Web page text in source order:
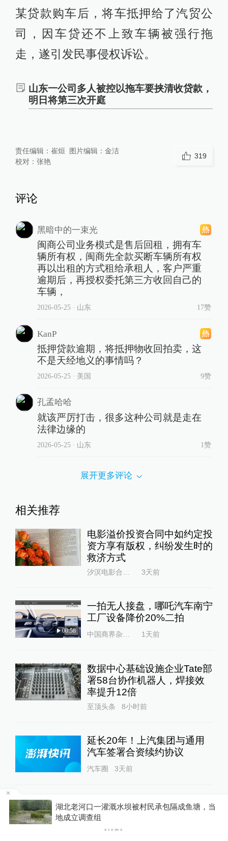
某贷款购车后，将车抵押给了汽贸公
司，因车贷还不上致车辆被强行拖
走，遂引发民事侵权诉讼。
山东一公司多人被控以拖车要挟清收贷款，
明日将第三次开庭
责任编辑： 崔烜 图片编辑： 金洁
校对： 张艳
319
评论
黑暗中的一束光
闽商公司业务模式是售后回租，拥有车
辆所有权，闽商先全款买断车辆所有权
再以出租的方式租给承租人，客户严重
逾期后，再授权委托第三方收回自己的
车辆，
2026-05-25∙ 山东 17赞
KanP
抵押贷款逾期，将抵押物收回拍卖，这
不是天经地义的事情吗？
2026-05-25∙ 美国 9赞
孔孟哈哈
就该严厉打击，很多这种公司就是走在
法律边缘的
2026-05-25∙ 山东 1赞
展开更多评论
相关推荐
电影溢价投资合同中如约定投
资方享有版权，纠纷发生时的
救济方式
3天前
00:58
一拍无人接盘，哪吒汽车南宁
工厂设备降价20%二拍
中国商界杂志社 1天前
数据中心基础设施企业Tate部
署58台协作机器人，焊接效
率提升12倍
至顶头条 8小时前
延长20年！上汽集团与通用
汽车签署合资续约协议
汽车圈 3天前
24小时最热
欧盟移民危机升级：西意互设边境管控，新一轮
越境潮的虚假信息蔓延